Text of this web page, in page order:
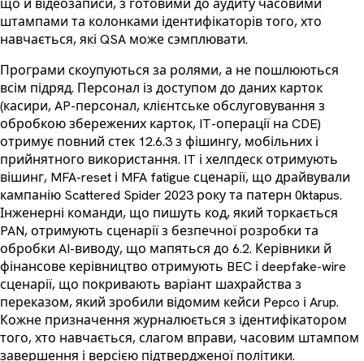
що й відеозаписи, з готовими до аудиту часовими
штампами та колонками ідентифікаторів того, хто
навчається, які QSA може сэмплювати.
Програми скоупуються за ролями, а не пошлюються
всім підряд. Персонал із доступом до даних карток
(касири, AP-персонал, клієнтське обслуговування з
обробкою збережених карток, IT-операції на CDE)
отримує повний стек 12.6.3 з фішингу, мобільних і
прийнятного використання. IT і хелпдеск отримують
вішинг, MFA-reset і MFA fatigue сценарії, що драйвували
кампанію Scattered Spider 2023 року та патерн 0ktapus.
Інженерні команди, що пишуть код, який торкається
PAN, отримують сценарії з безпечної розробки та
обробки AI-виводу, що мапяться до 6.2. Керівники й
фінансове керівництво отримують BEC і deepfake-wire
сценарії, що покривають варіант шахрайства з
переказом, який зробили відомим кейси Pepco і Arup.
Кожне призначення журналюється з ідентифікатором
того, хто навчається, слагом вправи, часовим штампом
завершення і версією підтвердженої політики.